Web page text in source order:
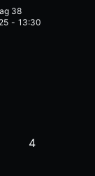
38
- 13:30
4